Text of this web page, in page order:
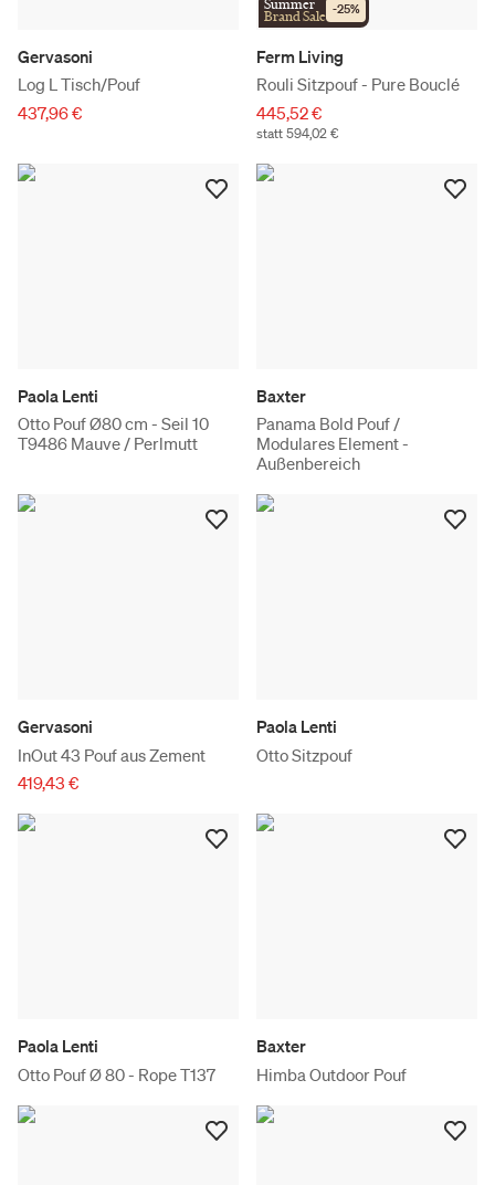
Gervasoni
Log L Tisch/Pouf
437,96 €
Summer
Brand Sale -25%
Ferm Living
Rouli Sitzpouf - Pure Bouclé
445,52 €
statt 594,02 €
Paola Lenti
Otto Pouf Ø80 cm - Seil 10
T9486 Mauve / Perlmutt
Baxter
Panama Bold Pouf /
Modulares Element -
Außenbereich
Gervasoni
InOut 43 Pouf aus Zement
419,43 €
Paola Lenti
Otto Sitzpouf
Paola Lenti
Otto Pouf Ø 80 - Rope T137
Baxter
Himba Outdoor Pouf